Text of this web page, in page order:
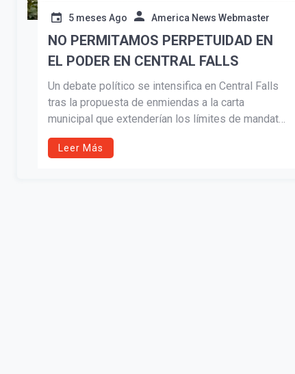
5 meses Ago America News Webmaster
NO PERMITAMOS PERPETUIDAD EN
EL PODER EN CENTRAL FALLS
Un debate político se intensifica en Central Falls
tras la propuesta de enmiendas a la carta
municipal que extenderían los límites de mandato
a 12 años y modificarían el proceso de
nombramientos de seguridad pública. El artículo
Leer Más